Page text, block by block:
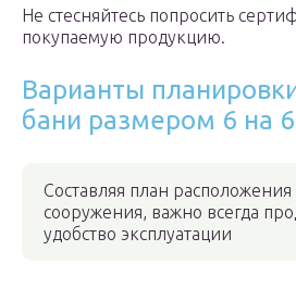
Не стесняйтесь попросить
покупаемую продукцию.
Варианты
бани размером 6 на 6
Составляя план
сооружения, важно всегда
удобство эксплуатации